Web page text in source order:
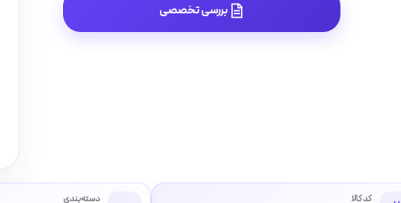
بررسی تخصصی
کد کالا دسته‌بندی